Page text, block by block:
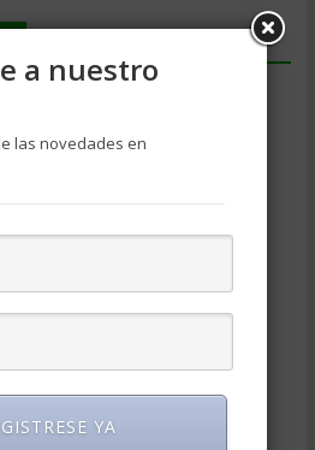
a nuestro
las novedades en
YA